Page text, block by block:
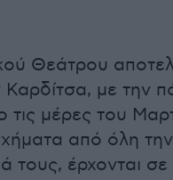
Θεάτρου
Καρδίτσα, με την
μέρες του
από όλη
τους, έρχονται σε